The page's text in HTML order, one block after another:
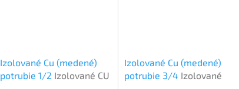
Izolované Cu (medené)
potrubie 1/2 Izolované CU
Izolované Cu (medené)
potrubie 3/4 Izolované